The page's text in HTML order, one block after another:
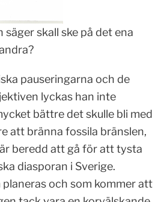
skall ske på det ena
pauseringarna och de
lyckas han inte
bättre det skulle bli med
att bränna fossila bränslen,
beredd att gå för att tysta
diasporan i Sverige.
och som kommer att